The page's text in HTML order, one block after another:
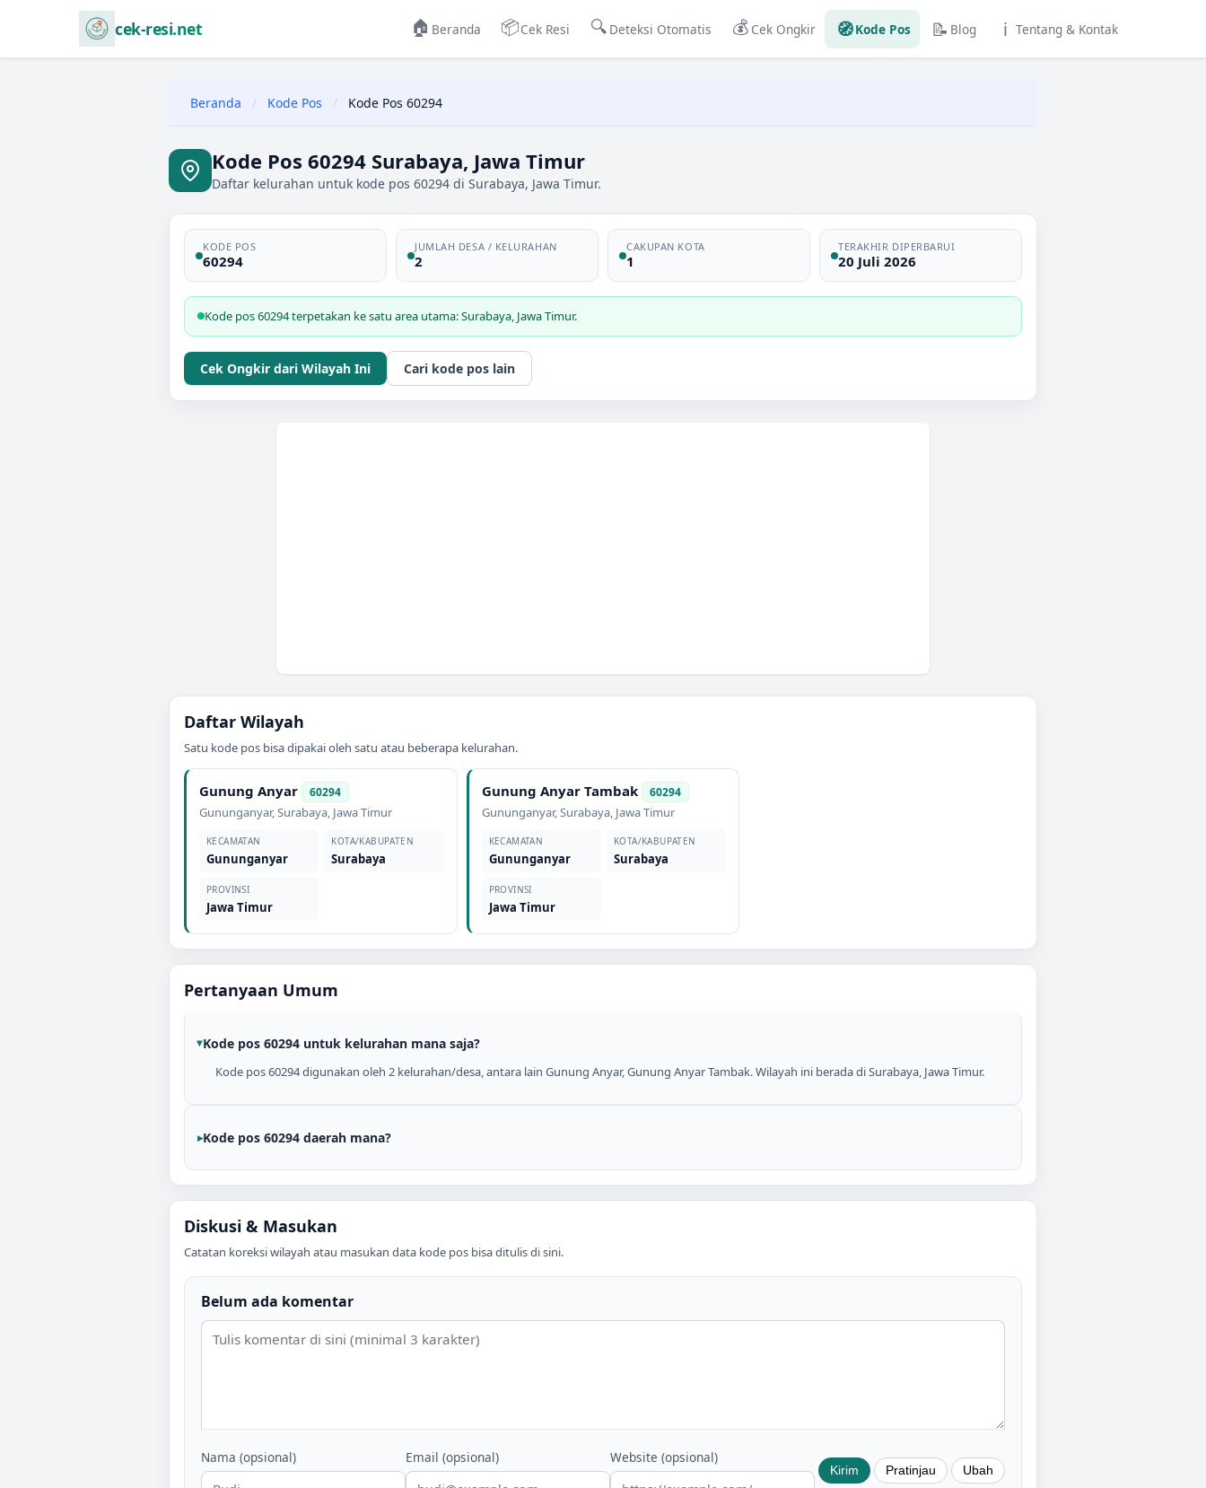
cek-resi.net 🏠 Beranda 📦Cek Resi 🔍 Deteksi Otomatis 💰 Cek Ongkir 🧭Kode Pos 📝 Blog ℹ️ Tentang & Kontak
Beranda / Kode Pos / Kode Pos 60294
Kode Pos 60294 Surabaya, Jawa Timur
Daftar kelurahan untuk kode pos 60294 di Surabaya, Jawa Timur.
KODE POS
60294
JUMLAH DESA / KELURAHAN
2
CAKUPAN KOTA
1
TERAKHIR DIPERBARUI
20 Juli 2026
Kode pos 60294 terpetakan ke satu area utama: Surabaya, Jawa Timur.
Cek Ongkir dari Wilayah Ini Cari kode pos lain
Daftar Wilayah
Satu kode pos bisa dipakai oleh satu atau beberapa kelurahan.
Gunung Anyar 60294
Gununganyar,Surabaya, Jawa Timur
KECAMATAN
Gununganyar
KOTA/KABUPATEN
Surabaya
PROVINSI
Jawa Timur
Gunung Anyar Tambak 60294
Gununganyar,Surabaya, Jawa Timur
KECAMATAN
Gununganyar
KOTA/KABUPATEN
Surabaya
PROVINSI
Jawa Timur
Pertanyaan Umum
Kode pos 60294 untuk kelurahan mana saja?
Kode pos 60294 digunakan oleh 2 kelurahan/desa, antara lain Gunung Anyar, Gunung Anyar Tambak. Wilayah ini berada di Surabaya, Jawa Timur.
Kode pos 60294 daerah mana?
Diskusi & Masukan
Catatan koreksi wilayah atau masukan data kode pos bisa ditulis di sini.
Belum ada komentar
Nama (opsional) Email (opsional) Website (opsional)